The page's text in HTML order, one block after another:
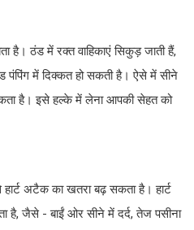
है। ठंड में रक्त वाहिकाएं सिकुड़ जाती हैं,
पंपिंग में दिक्कत हो सकती है। ऐसे में सीने
है। इसे हल्के में लेना आपकी सेहत को
अटैक का खतरा बढ़ सकता है। हार्ट
जैसे - बाईं ओर सीने में दर्द, तेज पसीना